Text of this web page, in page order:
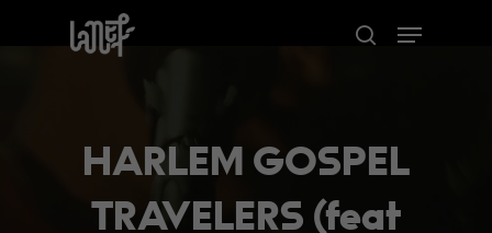
search
Menu
HARLEM GOSPEL
TRAVELERS (feat